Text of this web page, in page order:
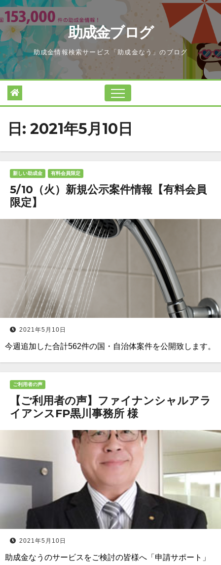
Skip
to
content
助成金ブログ
助成金情報検索サービス「助成金なう」のブログ
日: 2021年5月10日
新しい助成金 有料会員限定
5/10（火）新規公示案件情報【有料会員
限定】
2021年5月10日
今週追加した合計562件の国・自治体案件を公開致します。
ご利用者の声
【ご利用者の声】ファイナンシャルアラ
イアンスFP黒川事務所 様
2021年5月10日
助成金なうのサービスをご検討の皆様へ「申請サポート」